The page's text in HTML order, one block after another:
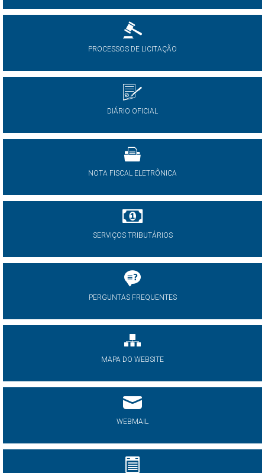
PROCESSOS DE LICITAÇÃO
DIÁRIO OFICIAL
NOTA FISCAL ELETRÔNICA
SERVIÇOS TRIBUTÁRIOS
PERGUNTAS FREQUENTES
MAPA DO WEBSITE
WEBMAIL